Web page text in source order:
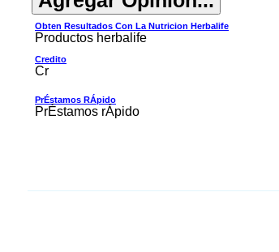
Obten Resultados Con La Nutricion Herbalife
Productos herbalife
Credito
Cr
PrÉstamos RÁpido
PrÉstamos rÁpido